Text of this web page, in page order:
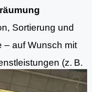
Sortierung und
– auf Wunsch mit
(z. B.
und